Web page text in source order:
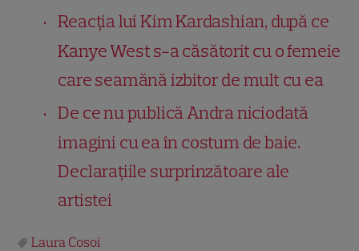
Reacția lui Kim Kardashian, după ce
Kanye West s-a căsătorit cu o femeie
care seamănă izbitor de mult cu ea
De ce nu publică Andra niciodată
imagini cu ea în costum de baie.
Declarațiile surprinzătoare ale
artistei
Laura Cosoi